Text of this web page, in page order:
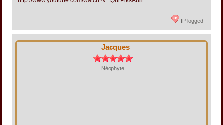
IP logged
Jacques
Néophyte